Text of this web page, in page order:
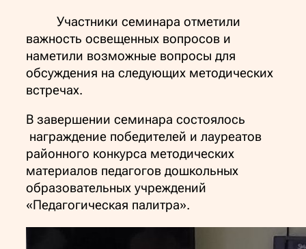
Участники семинара отметили
важность освещенных вопросов и
наметили возможные вопросы для
обсуждения на следующих методических
встречах.
В завершении семинара состоялось
награждение победителей и лауреатов
районного конкурса методических
материалов педагогов дошкольных
образовательных учреждений
«Педагогическая палитра».